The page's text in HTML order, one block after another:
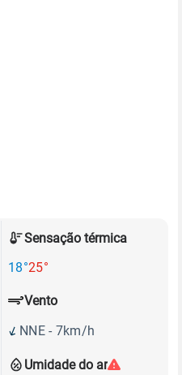
Sensação térmica
18°25°
Umidade do ar
Vento
NNE - 7km/h